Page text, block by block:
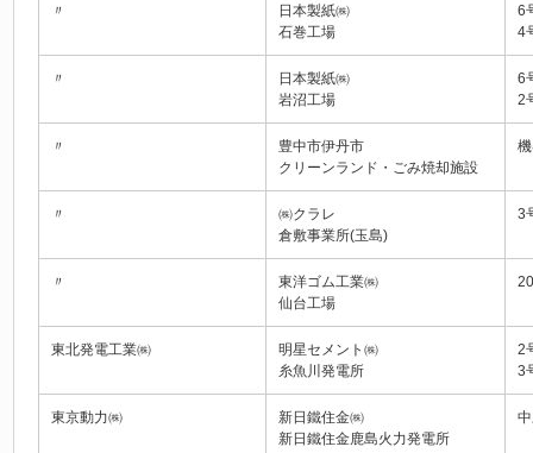
〃
日本製紙㈱
石巻工場
6
4
〃
日本製紙㈱
岩沼工場
6
2
〃
豊中市伊丹市
クリーンランド・ごみ焼却施設
〃
㈱クラレ
倉敷事業所(玉島)
3
〃
東洋ゴム工業㈱
仙台工場
東北発電工業㈱
明星セメント㈱
糸魚川発電所
2
3
東京動力㈱
新日鐵住金㈱
新日鐵住金鹿島火力発電所